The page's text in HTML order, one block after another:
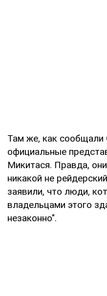
Там же, как сообщали
официальные
Микитася. Правда,
никакой не
заявили, что люди,
владельцами этого
незаконно".